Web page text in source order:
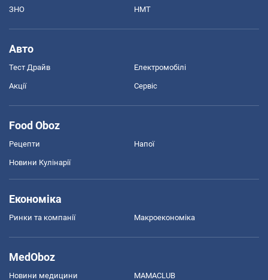
ЗНО НМТ
Авто
Тест Драйв Електромобілі
Акції Сервіс
Food Oboz
Рецепти Напої
Новини Кулінарії
Економіка
Ринки та компанії Макроекономіка
MedOboz
Новини медицини MAMACLUB